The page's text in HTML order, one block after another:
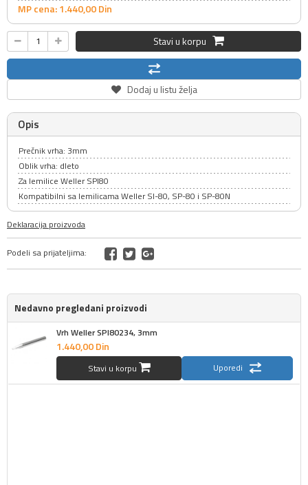
MP cena: 1.440,00Din
Stavi u korpu
Dodaj u listu želja
Opis
Prečnik vrha: 3mm
Oblik vrha: dleto
Za lemilice Weller SPI80
Kompatibilni sa lemilicama Weller SI-80, SP-80 i SP-80N
Deklaracija proizvoda
Podeli sa prijateljima:
Nedavno pregledani proizvodi
Vrh Weller SPI80234, 3mm
1.440,00Din
Stavi u korpu Uporedi